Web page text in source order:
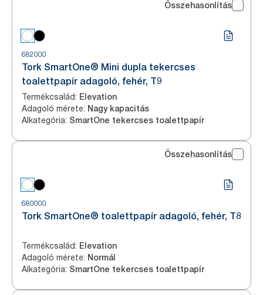
Összehasonlítás
682000
Tork SmartOne® Mini dupla tekercses
toalettpapír adagoló, fehér, T9
Termékcsalád: Elevation
Adagoló mérete: Nagy kapacitás
Alkategória: SmartOne tekercses toalettpapír
Összehasonlítás
680000
Tork SmartOne® toalettpapír adagoló, fehér, T8
Termékcsalád: Elevation
Adagoló mérete: Normál
Alkategória: SmartOne tekercses toalettpapír